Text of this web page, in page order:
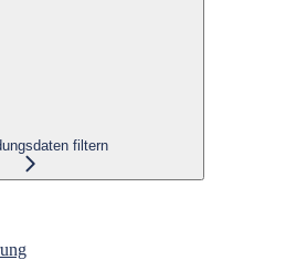
filtern